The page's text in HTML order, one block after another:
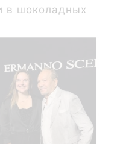
в шоколадных